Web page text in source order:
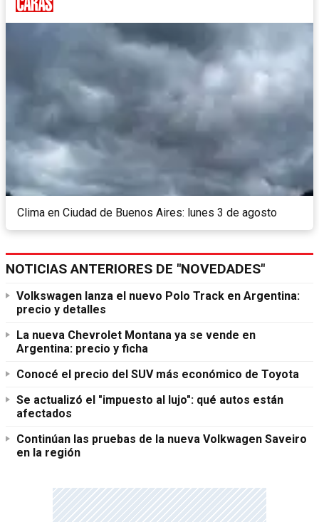
Clima en Ciudad de Buenos Aires: lunes 3 de agosto
NOTICIAS ANTERIORES DE "NOVEDADES"
Volkswagen lanza el nuevo Polo Track en Argentina:
precio y detalles
La nueva Chevrolet Montana ya se vende en
Argentina: precio y ficha
Conocé el precio del SUV más económico de Toyota
Se actualizó el "impuesto al lujo": qué autos están
afectados
Continúan las pruebas de la nueva Volkwagen Saveiro
en la región